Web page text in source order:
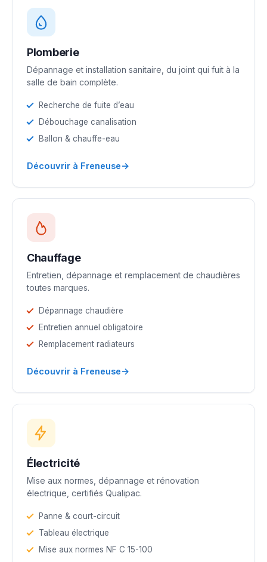
Plomberie
Dépannage et installation sanitaire, du joint qui fuit à la
salle de bain complète.
Recherche de fuite d’eau
Débouchage canalisation
Ballon & chauffe-eau
Découvrir à Freneuse→
Chauffage
Entretien, dépannage et remplacement de chaudières
toutes marques.
Dépannage chaudière
Entretien annuel obligatoire
Remplacement radiateurs
Découvrir à Freneuse→
Électricité
Mise aux normes, dépannage et rénovation
électrique, certifiés Qualipac.
Panne & court-circuit
Tableau électrique
Mise aux normes NF C 15-100